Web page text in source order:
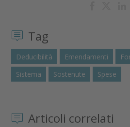
Tag
Deducibilità Emendamenti
Sistema
Sostenute Spese
Articoli correlati